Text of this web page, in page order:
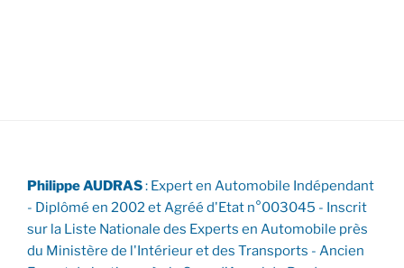
Philippe AUDRAS: Expert en Automobile Indépendant
- Diplômé en 2002 et Agréé d'Etat n°003045 - Inscrit
sur la Liste Nationale des Experts en Automobile près
du Ministère de l'Intérieur et des Transports - Ancien